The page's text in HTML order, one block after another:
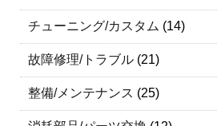
チューニング/カスタム (14)
故障修理/トラブル (21)
整備/メンテナンス (25)